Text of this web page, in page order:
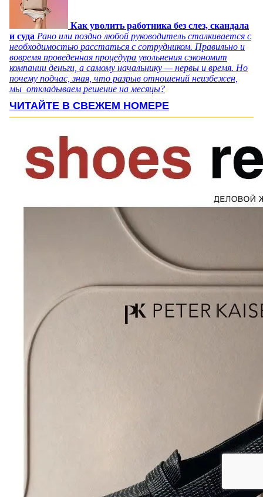
Как уволить работника без слез, скандала
и суда Рано или поздно любой руководитель сталкивается с
необходимостью расстаться с сотрудником. Правильно и
вовремя проведенная процедура увольнения сэкономит
компании деньги, а самому начальнику — нервы и время. Но
почему подчас, зная, что разрыв отношений неизбежен,
мы откладываем решение на месяцы?
ЧИТАЙТЕ В СВЕЖЕМ НОМЕРЕ